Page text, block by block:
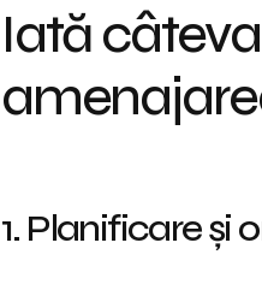
Iată
1. Planificare și